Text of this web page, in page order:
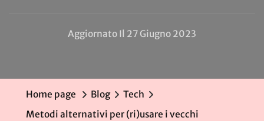
Aggiornato Il 27 Giugno 2023
Home page Blog
Tech
Metodi alternativi per (ri)usare i vecchi